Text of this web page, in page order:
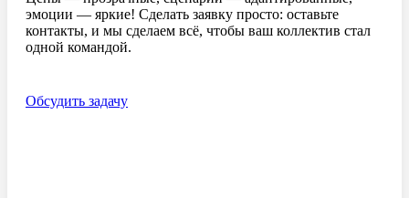
эмоции — яркие! Сделать заявку просто: оставьте
контакты, и мы сделаем всё, чтобы ваш коллектив стал
одной командой.
Обсудить задачу